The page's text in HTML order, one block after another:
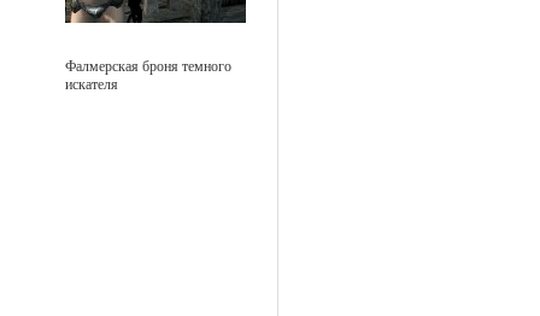
Фалмерская броня темного
искателя